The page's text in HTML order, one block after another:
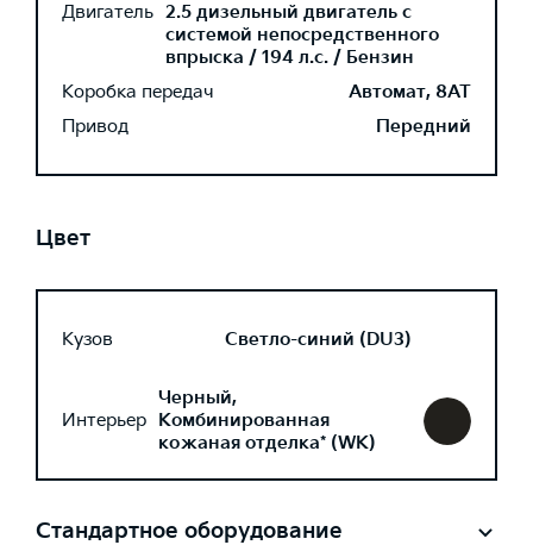
Двигатель 2.5 дизельный двигатель с
системой непосредственного
впрыска / 194 л.с. / Бензин
Коробка передач
Автомат, 8AT
Привод
Передний
Цвет
Кузов Светло-синий (DU3)
Интерьер
Черный,
Комбинированная
кожаная отделка* (WK)
Стандартное оборудование